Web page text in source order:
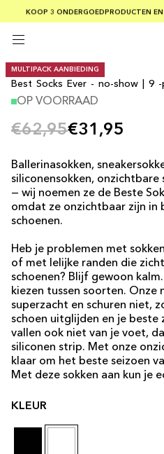
KOOP 3 ONDERGOEDPRODUCTEN
GRATIS VERZENDING BIJ
VEILIGE
MULTIPACK AANBIEDING
Best Socks Ever - no-show | 9
OP VOORRAAD
€62,95€31,95
Ballerinasokken,
siliconensokken, onzichtbare
— wij noemen ze de Beste
omdat ze onzichtbaar zijn in
schoenen.
Heb je problemen met
of met lelijke randen die
schoenen? Blijf gewoon
kiezen tussen soorten. Onze
superzacht en schuren niet,
schoen uitglijden en je
vallen ook niet van je voet,
siliconen strip. Met onze
klaar om het beste seizoen
Met deze sokken aan kun je
KLEUR